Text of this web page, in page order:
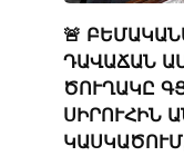
🚨
ԴԱՎԱՃԱՆ
ԾՈՒՂԱԿԸ
ՍԻՐՈՒՀԻՆ